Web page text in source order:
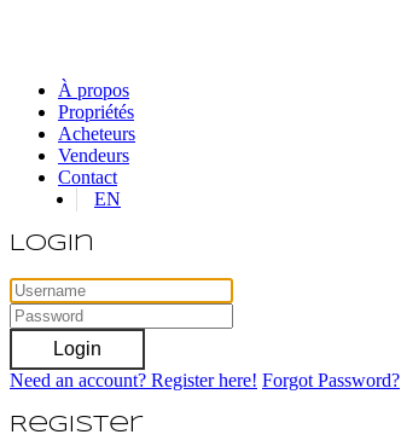
À propos
Propriétés
Acheteurs
Vendeurs
Contact
EN
Login
Login
Need an account? Register here! Forgot Password?
Register